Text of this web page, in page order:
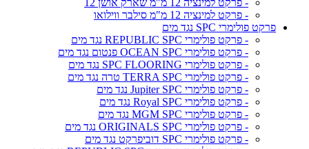
- פרקט למינציה 12 מ"מ שארק אושן 12
- פרקט למינציה 12 מ"מ סילבר ווילואו
פרקט פולימרי SPC נגד מים
- פרקט פולימרי REPUBLIC SPC נגד מים
- פרקט פולימרי OCEAN SPC פנטום נגד מים
- פרקט פולימרי SPC FLOORING נגד מים
- פרקט פולימרי TERRA SPC טרה נגד מים
- פרקט פולימרי Jupiter SPC נגד מים
- פרקט פולימרי Royal SPC נגד מים
- פרקט פולימרי MGM SPC נגד מים
- פרקט פולימרי ORIGINALS SPC נגד מים
- פרקט פולימרי SPC דוביפרקט נגד מים